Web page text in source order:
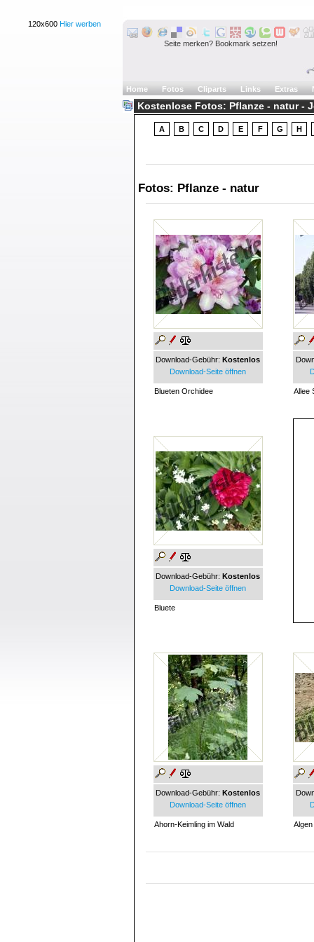
120x600 Hier werben
Seite merken? Bookmark setzen!
Home Fotos Cliparts Links Extras
Kostenlose Fotos: Pflanze - natur -
A B C D E F G H
Fotos: Pflanze - natur
Download-Gebühr: Kostenlos
Download-Seite öffnen
Blueten Orchidee Allee
Download-Gebühr: Kostenlos
Download-Seite öffnen
Bluete
Download-Gebühr: Kostenlos
Download-Seite öffnen
Ahorn-Keimling im Wald